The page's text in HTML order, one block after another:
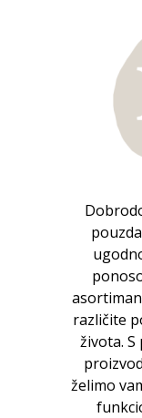
različite
života.
želimo